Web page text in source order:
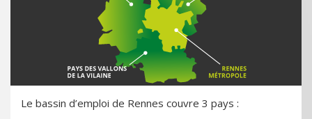
Le bassin d’emploi de Rennes couvre 3 pays :